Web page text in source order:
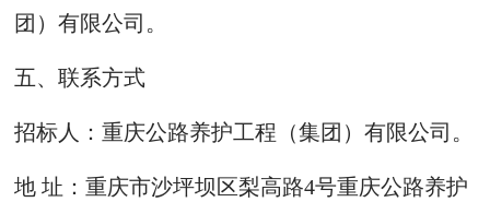
团）有限公司。
五、联系方式
招标人：重庆公路养护工程（集团）有限公司。
地 址：重庆市沙坪坝区梨高路4号重庆公路养护